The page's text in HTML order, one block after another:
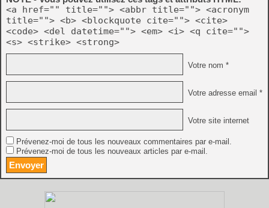
<a href="" title=""> <abbr title=""> <acronym
title=""> <b> <blockquote cite=""> <cite>
<code> <del datetime=""> <em> <i> <q cite="">
<s> <strike> <strong>
Votre nom *
Votre adresse email *
Votre site internet
Prévenez-moi de tous les nouveaux commentaires par e-mail.
Prévenez-moi de tous les nouveaux articles par e-mail.